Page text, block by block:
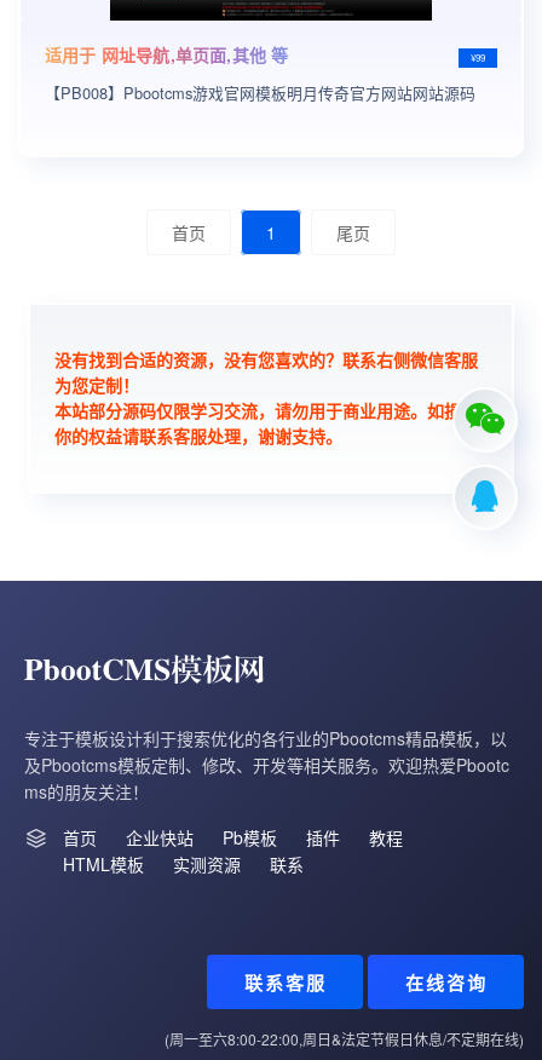
适用于 网址导航,单页面,其他 等
【PB008】Pbootcms游戏官网模板明月传奇官方网站网站源码
¥99
首页 1 尾页
没有找到合适的资源，没有您喜欢的？联系右侧微信客服
为您定制！
本站部分源码仅限学习交流，请勿用于商业用途。如损害
你的权益请联系客服处理，谢谢支持。
专注于模板设计利于搜索优化的各行业的Pbootcms精品模板，以
及Pbootcms模板定制、修改、开发等相关服务。欢迎热爱Pbootc
ms的朋友关注！
首页
企业快站 Pb模板 插件
教程
HTML模板
实测资源 联系
联系客服 在线咨询
(周一至六8:00-22:00,周日&法定节假日休息/不定期在线)